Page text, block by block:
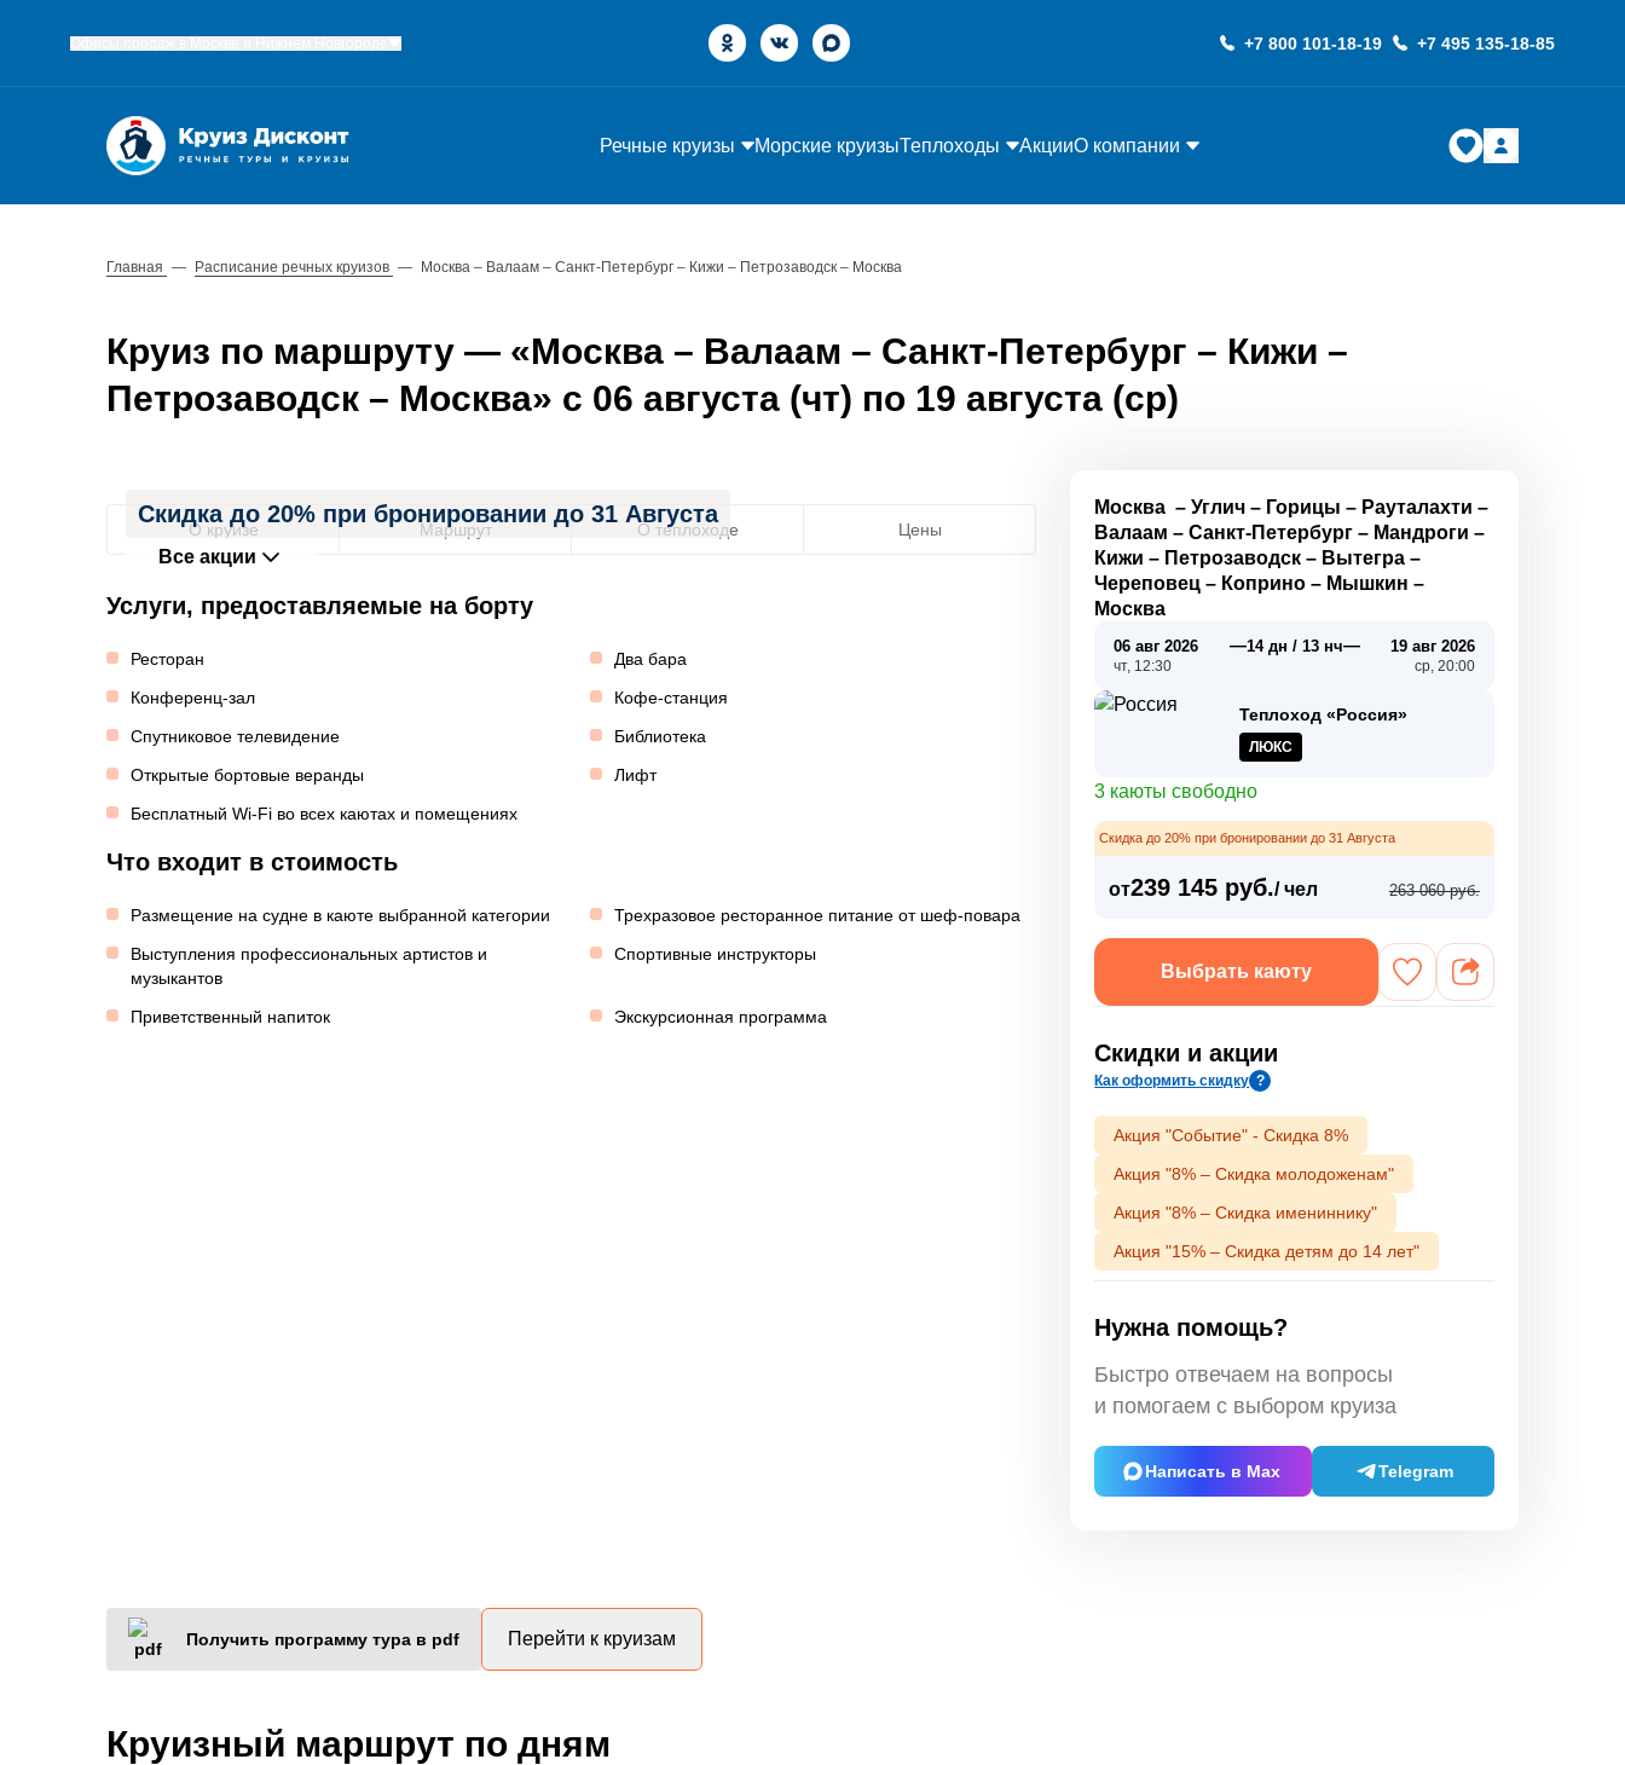
+7 800 101-18-19 +7 495 135-18-85
Речные круизы Морские круизыТеплоходы АкцииО компании
Главная — Расписание речных круизов — Москва – Валаам – Санкт-Петербург – Кижи – Петрозаводск – Москва
Круиз по маршруту — «Москва – Валаам – Санкт-Петербург – Кижи –
Петрозаводск – Москва» с 06 августа (чт) по 19 августа (ср)
Скидка до 20% при бронировании до 31 Августа
Все акции
О круизе Маршрут О теплоходе Цены
Услуги, предоставляемые на борту
Ресторан
Два бара
Конференц-зал
Кофе-станция
Спутниковое телевидение
Библиотека
Открытые бортовые веранды
Лифт
Бесплатный Wi-Fi во всех каютах и помещениях
Что входит в стоимость
Размещение на судне в каюте выбранной категории
Трехразовое ресторанное питание от шеф-повара
Выступления профессиональных артистов и
музыкантов
Спортивные инструкторы
Приветственный напиток Экскурсионная программа
Москва –Углич – Горицы – Рауталахти –
Валаам –Санкт-Петербург – Мандроги –
Кижи – Петрозаводск – Вытегра –
Череповец – Коприно – Мышкин –
Москва
06 авг 2026
чт, 12:30
—14 дн / 13 нч— 19 авг 2026
ср, 20:00
Теплоход «Россия»
ЛЮКС
3 каюты свободно
Скидка до 20% при бронировании до 31 Августа
от239 145 руб./ чел 263 060 руб.
Выбрать каюту
Скидки и акции
Как оформить скидку ?
Акция "Событие" - Скидка 8%
Акция "8% – Скидка молодоженам"
Акция "8% – Скидка имениннику"
Акция "15% – Скидка детям до 14 лет"
Нужна помощь?
Быстро отвечаем на вопросы
и помогаем с выбором круиза
Написать в Max Telegram
Получить программу тура в pdf Перейти к круизам
Круизный маршрут по дням